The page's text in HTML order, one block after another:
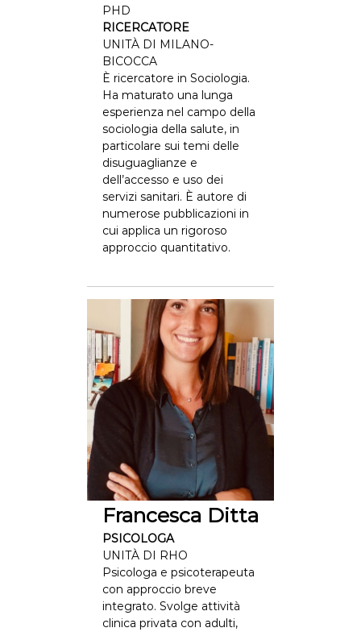
PHD
RICERCATORE
UNITÀ DI MILANO-
BICOCCA
È ricercatore in Sociologia.
Ha maturato una lunga
esperienza nel campo della
sociologia della salute, in
particolare sui temi delle
disuguaglianze e
dell’accesso e uso dei
servizi sanitari. È autore di
numerose pubblicazioni in
cui applica un rigoroso
approccio quantitativo.
Francesca Ditta
PSICOLOGA
UNITÀ DI RHO
Psicologa e psicoterapeuta
con approccio breve
integrato. Svolge attività
clinica privata con adulti,